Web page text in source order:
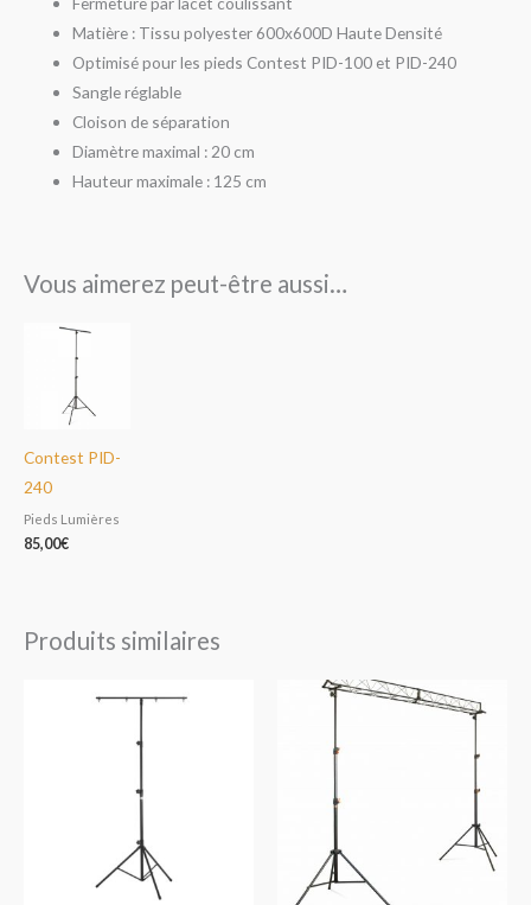
Matière : Tissu polyester 600x600D Haute Densité
Optimisé pour les pieds Contest PID-100 et PID-240
Sangle réglable
Cloison de séparation
Diamètre maximal : 20 cm
Hauteur maximale : 125 cm
Vous aimerez peut-être aussi…
Contest PID-
240
Pieds Lumières
85,00€
Produits similaires